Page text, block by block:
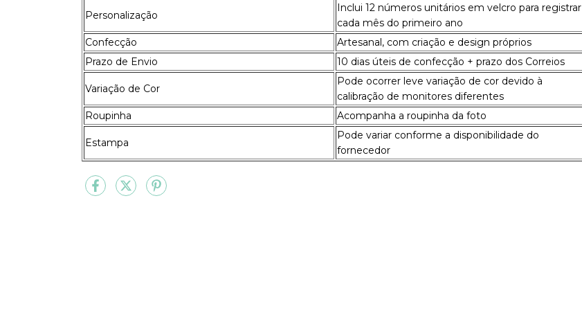
Personalização
Inclui 12 números unitários em velcro para registrar
cada mês do primeiro ano
Confecção
Artesanal, com criação e design próprios
Prazo de Envio
10 dias úteis de confecção + prazo dos Correios
Variação de Cor
Pode ocorrer leve variação de cor devido à
calibração de monitores diferentes
Roupinha
Acompanha a roupinha da foto
Estampa
Pode variar conforme a disponibilidade do
fornecedor